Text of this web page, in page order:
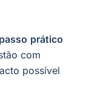
prático
com
possível